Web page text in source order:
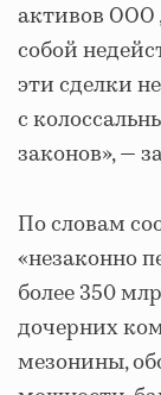
активов ООО
собой
эти сделки
с
законов», —
По словам
«незаконно
более 350
дочерних
мезонины,